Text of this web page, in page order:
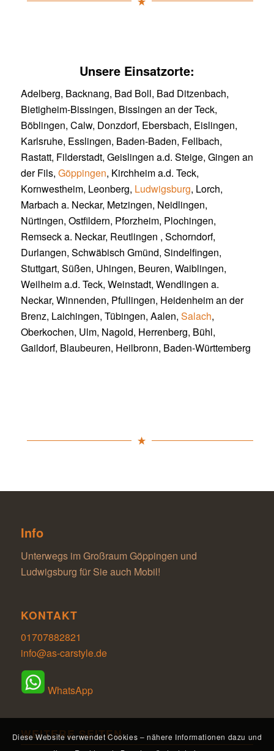
Unsere Einsatzorte:
Adelberg, Backnang, Bad Boll, Bad Ditzenbach,
Bietigheim-Bissingen, Bissingen an der Teck,
Böblingen, Calw, Donzdorf, Ebersbach, Eislingen,
Karlsruhe, Esslingen, Baden-Baden, Fellbach,
Rastatt, Filderstadt, Geislingen a.d. Steige, Gingen an
der Fils, Göppingen, Kirchheim a.d. Teck,
Kornwestheim, Leonberg, Ludwigsburg, Lorch,
Marbach a. Neckar, Metzingen, Neidlingen,
Nürtingen, Ostfildern, Pforzheim, Plochingen,
Remseck a. Neckar, Reutlingen , Schorndorf,
Durlangen, Schwäbisch Gmünd, Sindelfingen,
Stuttgart, Süßen, Uhingen, Beuren, Waiblingen,
Weilheim a.d. Teck, Weinstadt, Wendlingen a.
Neckar, Winnenden, Pfullingen, Heidenheim an der
Brenz, Laichingen, Tübingen, Aalen, Salach,
Oberkochen, Ulm, Nagold, Herrenberg, Bühl,
Gaildorf, Blaubeuren, Heilbronn, Baden-Württemberg
Info
Unterwegs im Großraum Göppingen und
Ludwigsburg für Sie auch Mobil!
KONTAKT
01707882821
info@as-carstyle.de
WhatsApp
WEITERE SEITEN
Diese Website verwendet Cookies – nähere Informationen dazu und